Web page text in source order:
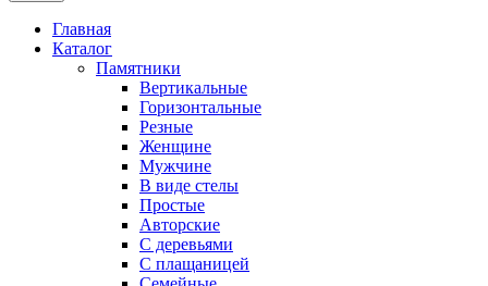
Главная
Каталог
Памятники
Вертикальные
Горизонтальные
Резные
Женщине
Мужчине
В виде стелы
Простые
Авторские
С деревьями
С плащаницей